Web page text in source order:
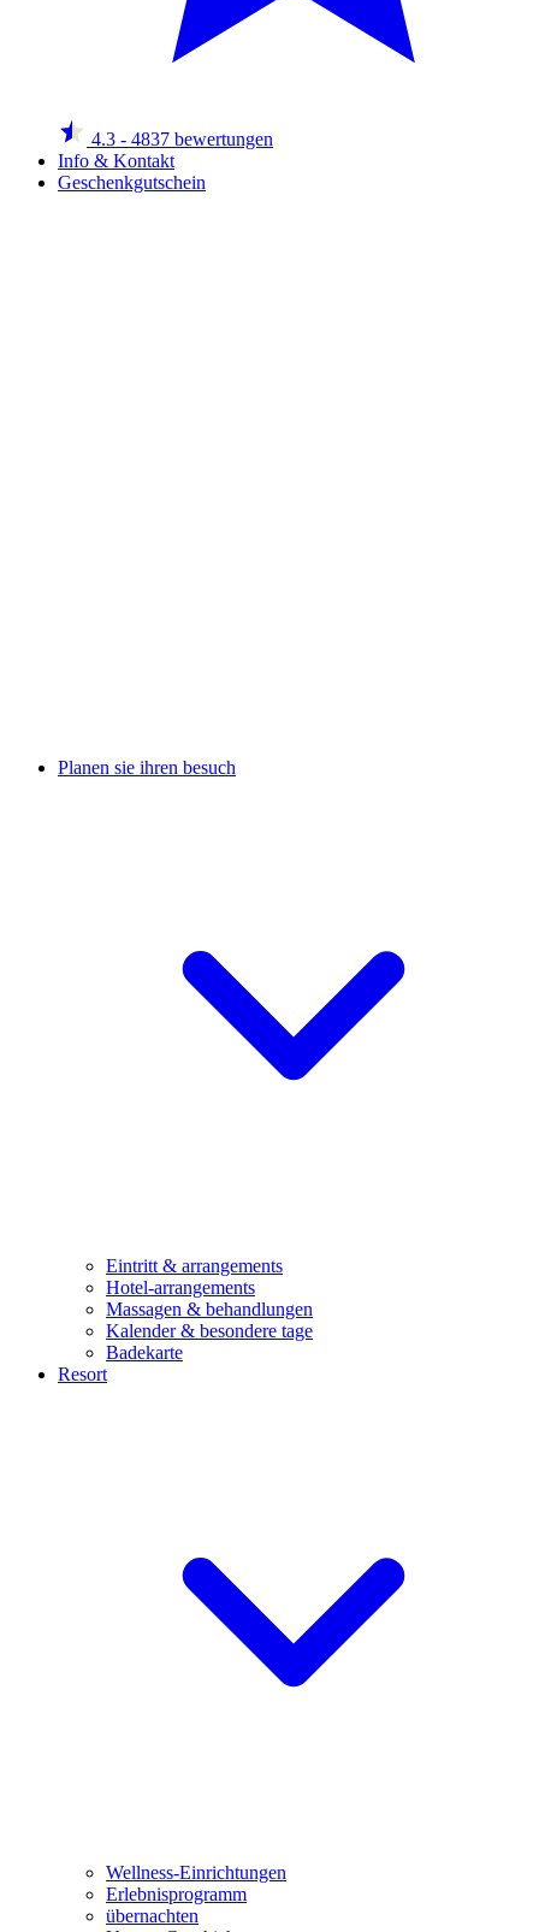
4.3 - 4837 bewertungen
Info & Kontakt
Geschenkgutschein
Planen sie ihren besuch
Eintritt & arrangements
Hotel-arrangements
Massagen & behandlungen
Kalender & besondere tage
Badekarte
Resort
Wellness-Einrichtungen
Erlebnisprogramm
übernachten